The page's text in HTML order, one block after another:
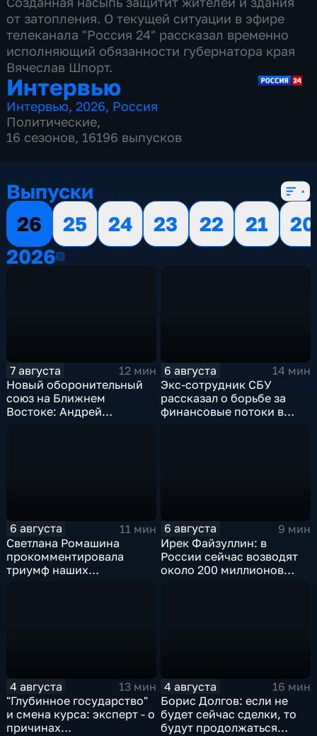
от затопления. О текущей ситуации в эфире
телеканала "Россия 24" рассказал временно
исполняющий обязанности губернатора края
Вячеслав Шпорт.
Интервью
Интервью,2026, Россия
Политические,
16 сезонов, 16196 выпусков
Выпуски
26
25 24 23 22 21
20
20262026
7 августа
12 мин
Новый оборонительный
союз на Ближнем
Востоке: Андрей
6 августа
14 мин
Экс-сотрудник СБУ
рассказал о борьбе за
финансовые потоки в
6 августа
11 мин
Светлана Ромашина
прокомментировала
триумф наших
6 августа
9 мин
Ирек Файзуллин: в
России сейчас возводят
около 200 миллионов
4 августа
13 мин
"Глубинное государство"
и смена курса: эксперт - о
причинах
4 августа
16 мин
Борис Долгов: если не
будет сейчас сделки, то
будут продолжаться